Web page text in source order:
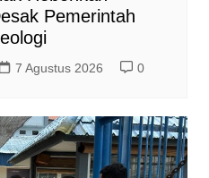
Pemerintah
7 Agustus 2026 0